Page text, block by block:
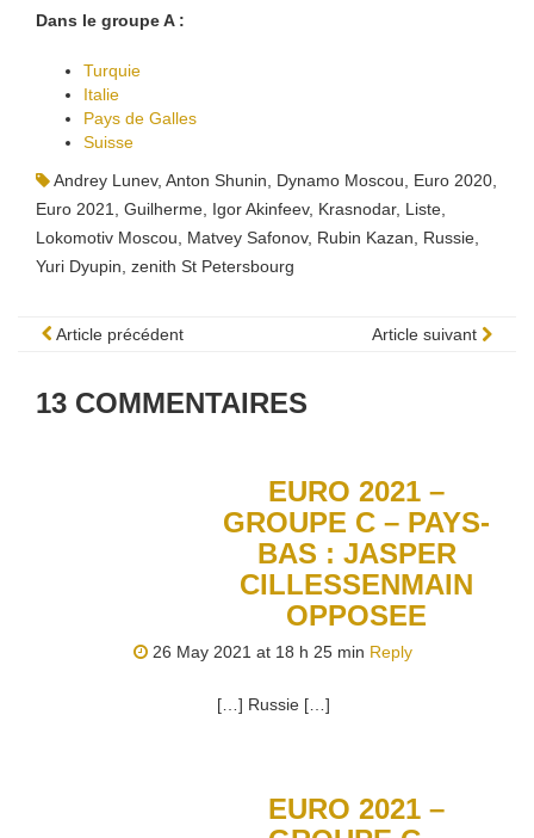
Dans le groupe A :
Turquie
Italie
Pays de Galles
Suisse
Andrey Lunev, Anton Shunin Dynamo Moscou Euro 2020
Euro 2021
Guilherme Igor Akinfeev, Krasnodar, Liste
Lokomotiv Moscou
Matvey Safonov, Rubin Kazan Russie
Yuri Dyupin zenith St Petersbourg
Article précédent Article suivant
13 COMMENTAIRES
EURO 2021 –
GROUPE C – PAYS-
BAS : JASPER
CILLESSENMAIN
OPPOSEE
26 May 2021 at 18 h 25 min Reply
[…] Russie […]
EURO 2021 –